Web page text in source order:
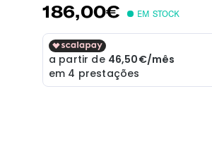
186,00€ EM STOCK